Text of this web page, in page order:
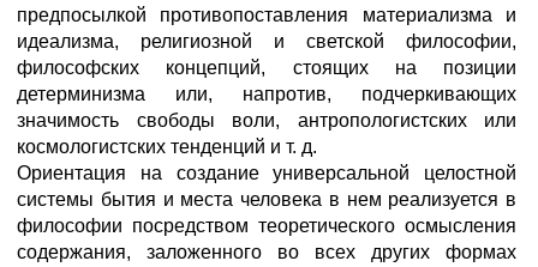
предпосылкой противопоставления материализма и
идеализма, религиозной и светской философии,
философских концепций, стоящих на позиции
детерминизма или, напротив, подчеркивающих
значимость свободы воли, антропологистских или
космологистских тенденций и т. д.
Ориентация на создание универсальной целостной
системы бытия и места человека в нем реализуется в
философии посредством теоретического осмысления
содержания, заложенного во всех других формах